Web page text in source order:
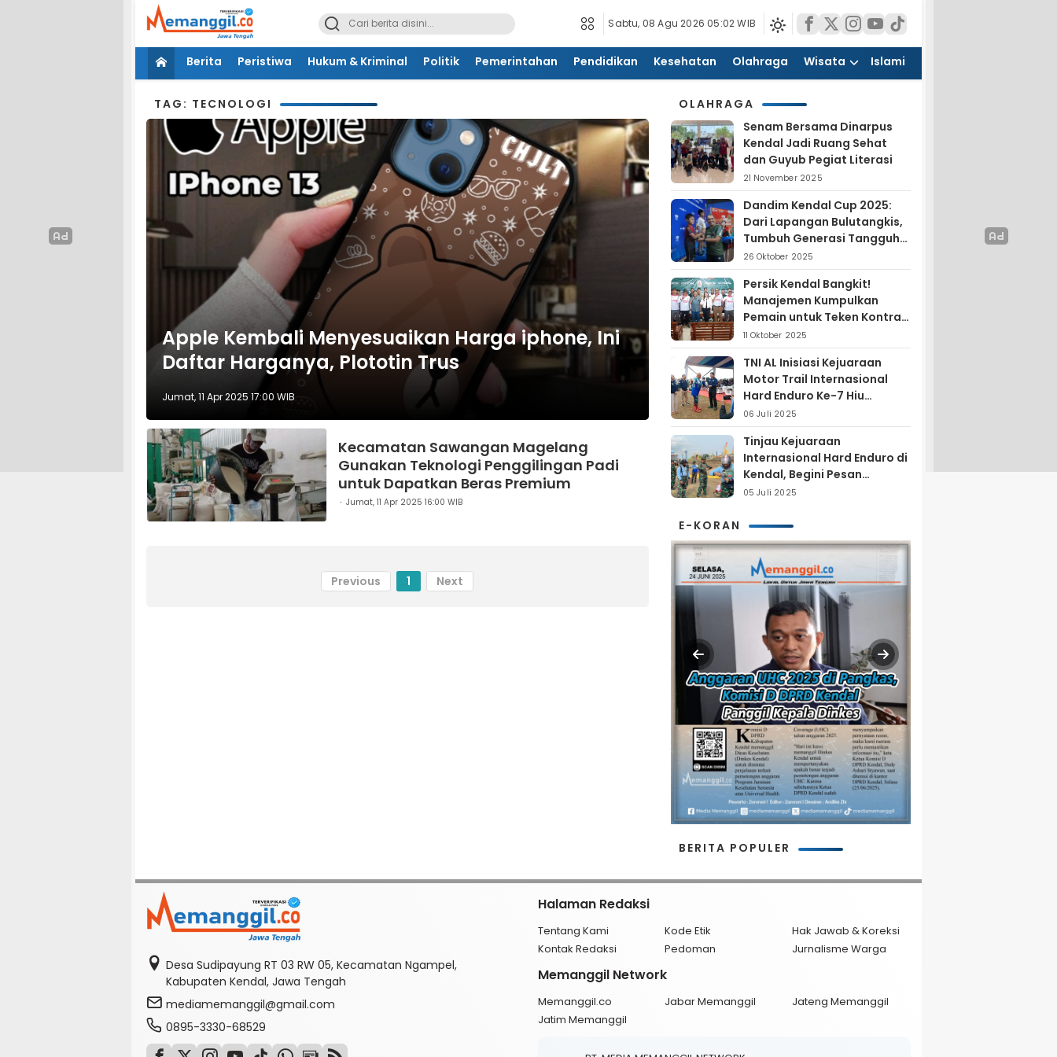
Sabtu, 08 Agu 2026 05:02 WIB
Berita Peristiwa Hukum & Kriminal Politik Pemerintahan Pendidikan Kesehatan Olahraga Wisata Islami
TAG: TECNOLOGI
Apple Kembali Menyesuaikan Harga iphone, Ini
Daftar Harganya, Plototin Trus
Jumat, 11 Apr 2025 17:00 WIB
Kecamatan Sawangan Magelang
Gunakan Teknologi Penggilingan Padi
untuk Dapatkan Beras Premium
Jumat, 11 Apr 2025 16:00 WIB
Previous 1 Next
OLAHRAGA
Senam Bersama Dinarpus
Kendal Jadi Ruang Sehat
dan Guyub Pegiat Literasi
21 November 2025
Dandim Kendal Cup 2025:
Dari Lapangan Bulutangkis,
Tumbuh Generasi Tangguh
dan Nasionalis
26 Oktober 2025
Persik Kendal Bangkit!
Manajemen Kumpulkan
Pemain untuk Teken Kontrak
Jelang Liga 4
11 Oktober 2025
TNI AL Inisiasi Kejuaraan
Motor Trail Internasional
Hard Enduro Ke-7 Hiu
Selatan
06 Juli 2025
Tinjau Kejuaraan
Internasional Hard Enduro di
Kendal, Begini Pesan
Laksamana Pertama TNI AL
05 Juli 2025
E-KORAN
BERITA POPULER
Desa Sudipayung RT 03 RW 05, Kecamatan Ngampel,
Kabupaten Kendal, Jawa Tengah
mediamemanggil@gmail.com
0895-3330-68529
Halaman Redaksi
Tentang Kami Kode Etik
Hak Jawab & Koreksi
Kontak Redaksi
Pedoman Jurnalisme Warga
Memanggil Network
Memanggil.co Jabar Memanggil
Jateng Memanggil
Jatim Memanggil